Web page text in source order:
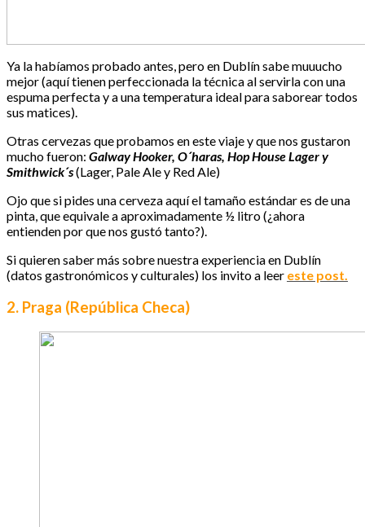
Ya la habíamos probado antes, pero en Dublín sabe muuucho
mejor (aquí tienen perfeccionada la técnica al servirla con una
espuma perfecta y a una temperatura ideal para saborear todos
sus matices).
Otras cervezas que probamos en este viaje y que nos gustaron
mucho fueron: Galway Hooker, O´haras, Hop House Lager y
Smithwick´s(Lager, Pale Ale y Red Ale)
Ojo que si pides una cerveza aquí el tamaño estándar es de una
pinta, que equivale a aproximadamente ½ litro (¿ahora
entienden por que nos gustó tanto?).
Si quieren saber más sobre nuestra experiencia en Dublín
(datos gastronómicos y culturales) los invito a leer este post.
2. Praga (República Checa)